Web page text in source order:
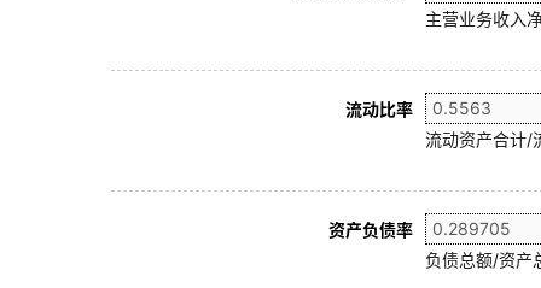
主营业务收入
流动比率
流动资产合计/
资产负债率
负债总额/资产